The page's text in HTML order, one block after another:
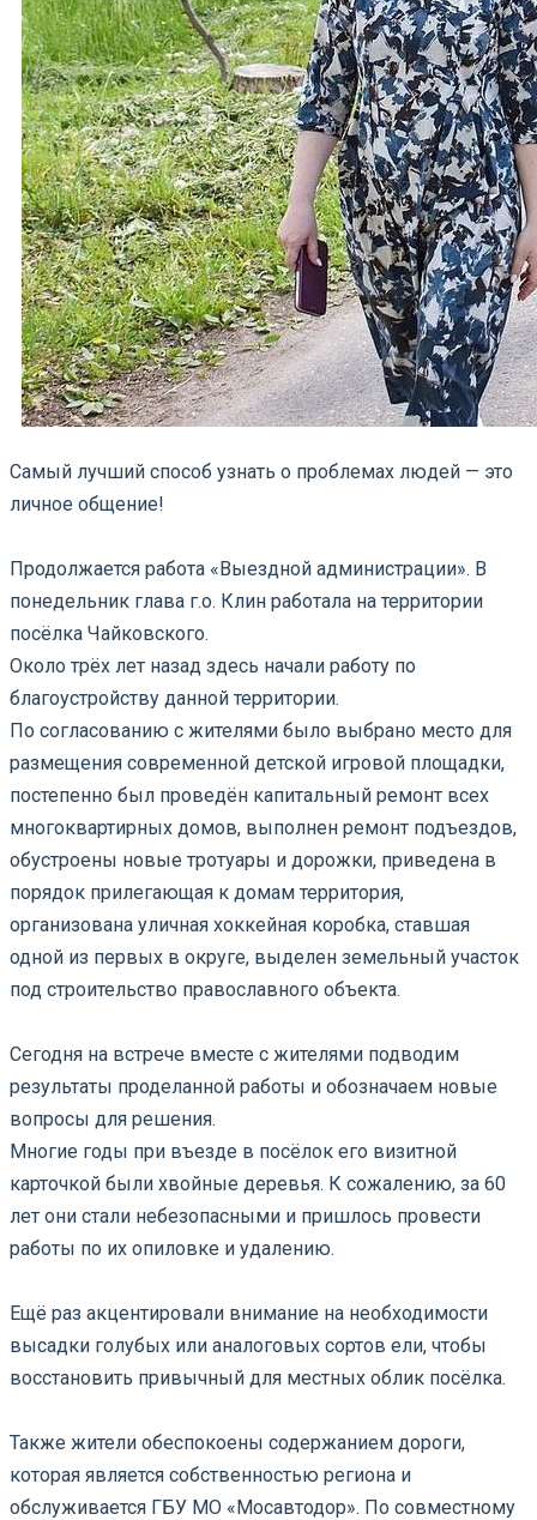
Самый лучший способ узнать о проблемах людей — это
личное общение!
Продолжается работа «Выездной администрации». В
понедельник глава г.о. Клин работала на территории
посёлка Чайковского.
Около трёх лет назад здесь начали работу по
благоустройству данной территории.
По согласованию с жителями было выбрано место для
размещения современной детской игровой площадки,
постепенно был проведён капитальный ремонт всех
многоквартирных домов, выполнен ремонт подъездов,
обустроены новые тротуары и дорожки, приведена в
порядок прилегающая к домам территория,
организована уличная хоккейная коробка, ставшая
одной из первых в округе, выделен земельный участок
под строительство православного объекта.
Сегодня на встрече вместе с жителями подводим
результаты проделанной работы и обозначаем новые
вопросы для решения.
Многие годы при въезде в посёлок его визитной
карточкой были хвойные деревья. К сожалению, за 60
лет они стали небезопасными и пришлось провести
работы по их опиловке и удалению.
Ещё раз акцентировали внимание на необходимости
высадки голубых или аналоговых сортов ели, чтобы
восстановить привычный для местных облик посёлка.
Также жители обеспокоены содержанием дороги,
которая является собственностью региона и
обслуживается ГБУ МО «Мосавтодор». По совместному